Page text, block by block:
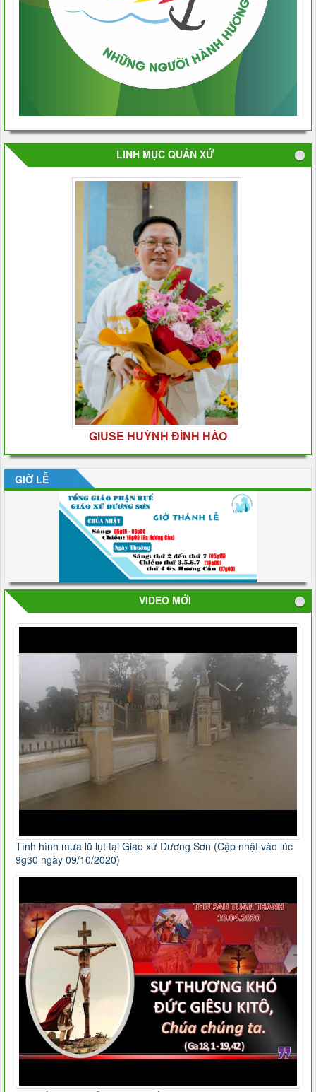
LINH MỤC QUẢN XỨ
GIUSE HUỲNH ĐÌNH HÀO
GIỜ LỄ
VIDEO MỚI
Tình hình mưa lũ lụt tại Giáo xứ Dương Sơn (Cập nhật vào lúc
9g30 ngày 09/10/2020)